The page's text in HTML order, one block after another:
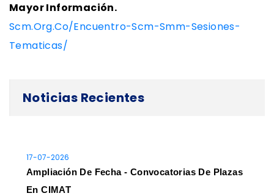
Mayor Información.
Scm.org.co/encuentro-Scm-Smm-Sesiones-
Tematicas/
Noticias Recientes
17-07-2026
Ampliación De Fecha - Convocatorias De Plazas
En CIMAT